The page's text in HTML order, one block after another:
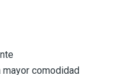
mayor comodidad